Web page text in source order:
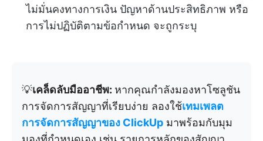
ไม่มั่นคงทางการเงิน ปัญหาด้านประสิทธิภาพ หรือ
การไม่ปฏิบัติตามข้อกำหนด จะถูกระบุ
💡เคล็ดลับมืออาชีพ: หากคุณกำลังมองหาโซลูชัน
การจัดการสัญญาที่เรียบง่าย ลองใช้เทมเพลต
การจัดการสัญญาของ ClickUp มาพร้อมกับมุม